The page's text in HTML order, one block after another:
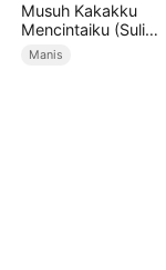
Musuh Kakakku
Mencintaiku (Sulih
Suara)
Manis